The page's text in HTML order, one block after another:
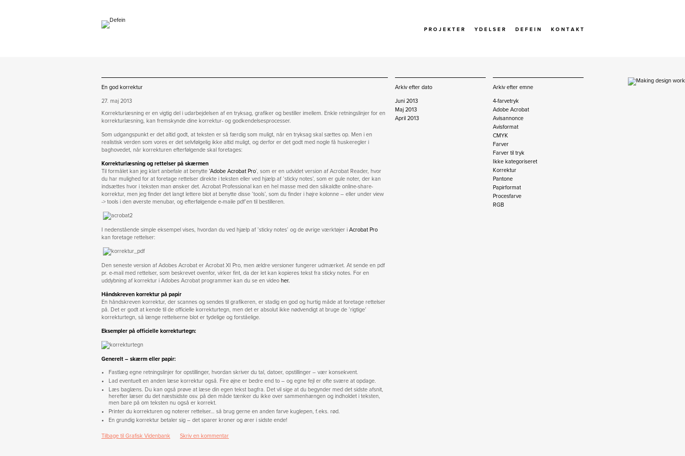
P R O J E K T E R Y D E L S E R D E F E I N K O N T A K T
En god korrektur
27. maj 2013
Korrekturlæsning er en vigtig del i udarbejdelsen af en tryksag, grafiker og bestiller imellem. Enkle retningslinjer for en
korrekturlæsning, kan fremskynde dine korrektur- og godkendelsesprocesser.
Som udgangspunkt er det altid godt, at teksten er så færdig som muligt, når en tryksag skal sættes op. Men i en
realistisk verden som vores er det selvfølgelig ikke altid muligt, og derfor er det godt med nogle få huskeregler i
baghovedet, når korrekturen efterfølgende skal foretages:
Korrekturlæsning og rettelser på skærmen
Til formålet kan jeg klart anbefale at benytte ’Adobe Acrobat Pro’, som er en udvidet version af Acrobat Reader, hvor
du har mulighed for at foretage rettelser direkte i teksten eller ved hjælp af ’sticky notes’, som er gule noter, der kan
indsættes hvor i teksten man ønsker det. Acrobat Professional kan en hel masse med den såkaldte online-share-
korrektur, men jeg finder det langt lettere blot at benytte disse ’tools’, som du finder i højre kolonne – eller under view
-> tools i den øverste menubar, og efterfølgende e-maile pdf’en til bestilleren.
I nedenstående simple eksempel vises, hvordan du ved hjælp af ’sticky notes’ og de øvrige værktøjer i Acrobat Pro
kan foretage rettelser:
Den seneste version af Adobes Acrobat er Acrobat XI Pro, men ældre versioner fungerer udmærket. At sende en pdf
pr. e-mail med rettelser, som beskrevet ovenfor, virker fint, da der let kan kopieres tekst fra sticky notes. For en
uddybning af korrektur i Adobes Acrobat programmer kan du se en video her.
Håndskreven korrektur på papir
En håndskreven korrektur, der scannes og sendes til grafikeren, er stadig en god og hurtig måde at foretage rettelser
på. Det er godt at kende til de officielle korrekturtegn, men det er absolut ikke nødvendigt at bruge de ’rigtige’
korrekturtegn, så længe rettelserne blot er tydelige og forståelige.
Eksempler på officielle korrekturtegn:
Generelt – skærm eller papir:
Fastlæg egne retningslinjer for opstillinger, hvordan skriver du tal, datoer, opstillinger – vær konsekvent.
Lad eventuelt en anden læse korrektur også. Fire øjne er bedre end to – og egne fejl er ofte svære at opdage.
Læs baglæns. Du kan også prøve at læse din egen tekst bagfra. Det vil sige at du begynder med det sidste afsnit,
herefter læser du det næstsidste osv. på den måde tænker du ikke over sammenhængen og indholdet i teksten,
men bare på om teksten nu også er korrekt.
Printer du korrekturen og noterer rettelser… så brug gerne en anden farve kuglepen, f.eks. rød.
En grundig korrektur betaler sig – det sparer kroner og ører i sidste ende!
Tilbage til Grafisk Videnbank Skriv en kommentar
Arkiv efter dato
Juni 2013
Maj 2013
April 2013
Arkiv efter emne
4-farvetryk
Adobe Acrobat
Avisannonce
Avisformat
CMYK
Farver
Farver til tryk
Ikke kategoriseret
Korrektur
Pantone
Papirformat
Procesfarve
RGB